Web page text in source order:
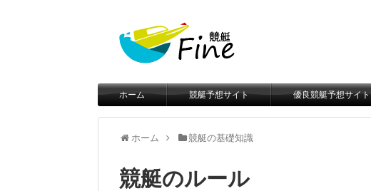
ホーム 競艇予想サイト 優良競艇予想サイト
ホーム 競艇の基礎知識
競艇のルール